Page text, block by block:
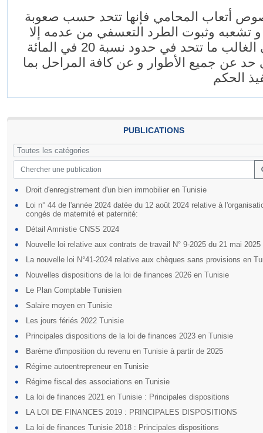
أتعاب المحامي فإنها تتحد حسب صعوبة
تشعبه وثبوت الطرد التعسفي من عدمه إلا
أنها في الغالب ما تتحد في حدود نسبة 20 في المائة
عن جميع الأطوار و عن كافة المراحل بما
الحكم
PUBLICATIONS
Droit d'enregistrement d'un bien immobilier en Tunisie
Loi n° 44 de l'année 2024 datée du 12 août 2024 relative à
congés de maternité et paternité:
Détail Amnistie CNSS 2024
Nouvelle loi relative aux contrats de travail N° 9-2025 du 21 mai 2025
La nouvelle loi N°41-2024 relative aux chèques sans provisions en
Nouvelles dispositions de la loi de finances 2026 en Tunisie
Le Plan Comptable Tunisien
Salaire moyen en Tunisie
Les jours fériés 2022 Tunisie
Principales dispositions de la loi de finances 2023 en Tunisie
Barème d'imposition du revenu en Tunisie à partir de 2025
Régime autoentrepreneur en Tunisie
Régime fiscal des associations en Tunisie
La loi de finances 2021 en Tunisie : Principales dispositions
LA LOI DE FINANCES 2019 : PRINCIPALES DISPOSITIONS
La loi de finances Tunisie 2018 : Principales dispositions